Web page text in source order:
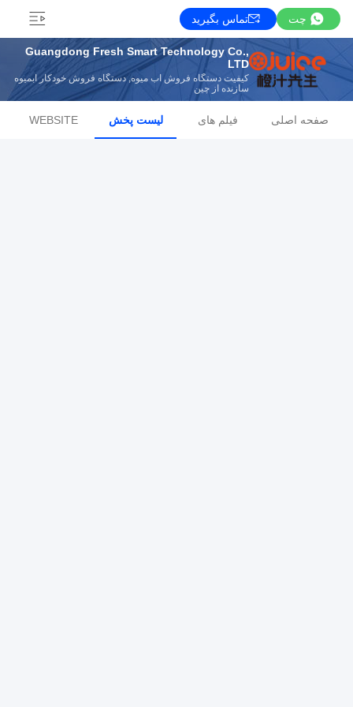
چت تماس بگیرید
Guangdong Fresh Smart Technology Co.,
LTD
کیفیت دستگاه فروش آب میوه, دستگاه فروش خودکار آبمیوه
سازنده از چین
صفحه اصلی فیلم های لیست پخش WEBSITE